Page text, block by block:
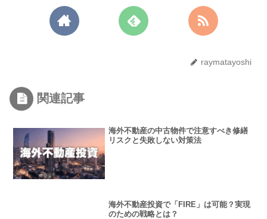
raymatayoshi
関連記事
海外不動産の中古物件で注意すべき修繕
リスクと失敗しない対策法
海外不動産投資で「FIRE」は可能？実現
のための戦略とは？